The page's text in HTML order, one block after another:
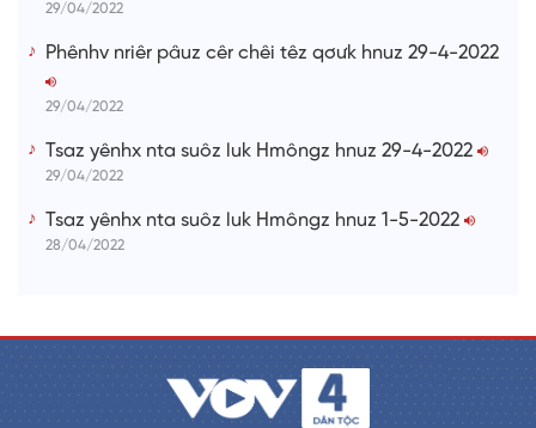
29/04/2022
Phênhv nriêr pâuz cêr chêi têz qơưk hnuz 29-4-2022
29/04/2022
Tsaz yênhx nta suôz luk Hmôngz hnuz 29-4-2022
29/04/2022
Tsaz yênhx nta suôz luk Hmôngz hnuz 1-5-2022
28/04/2022